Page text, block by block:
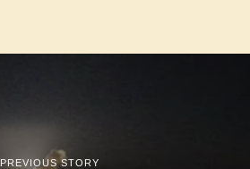
PREVIOUS STORY